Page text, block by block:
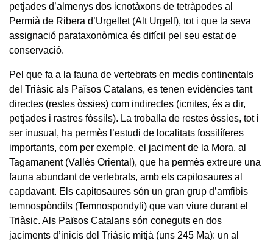
petjades d’almenys dos icnotàxons de tetràpodes al
Permià de Ribera d’Urgellet (Alt Urgell), tot i que la seva
assignació parataxonòmica és difícil pel seu estat de
conservació.
Pel que fa a la fauna de vertebrats en medis continentals
del Triàsic als Països Catalans, es tenen evidències tant
directes (restes òssies) com indirectes (icnites, és a dir,
petjades i rastres fòssils). La troballa de restes òssies, tot i
ser inusual, ha permès l’estudi de localitats fossilíferes
importants, com per exemple, el jaciment de la Mora, al
Tagamanent (Vallès Oriental), que ha permès extreure una
fauna abundant de vertebrats, amb els capitosaures al
capdavant. Els capitosaures són un gran grup d’amfibis
temnospòndils (Temnospondyli) que van viure durant el
Triàsic. Als Països Catalans són coneguts en dos
jaciments d’inicis del Triàsic mitjà (uns 245 Ma): un al